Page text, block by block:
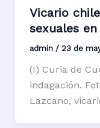
Vicario
sexuales en
admin / 23 de
(I) Curia de
indagación.
Lazcano,